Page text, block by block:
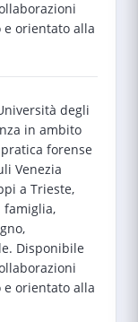
e orientato alla
degli
in ambito
forense
Venezia
a Trieste,
Disponibile
e orientato alla